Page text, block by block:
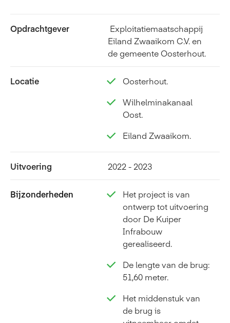
Opdrachtgever
Exploitatiemaatschappij
Eiland Zwaaikom C.V. en
de gemeente Oosterhout.
Locatie
Oosterhout.
Wilhelminakanaal
Oost.
Eiland Zwaaikom.
Uitvoering 2022 - 2023
Bijzonderheden
Het project is van
ontwerp tot uitvoering
door De Kuiper
Infrabouw
gerealiseerd.
De lengte van de brug:
51,60 meter.
Het middenstuk van
de brug is